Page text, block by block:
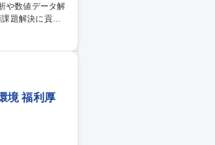
題解決に貢献
境 福利厚